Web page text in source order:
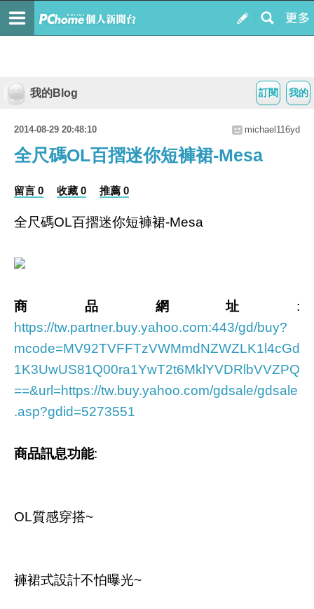
我的
訂閱
我的Blog
2014-08-29 20:48:10 michael116yd
全尺碼OL百摺迷你短褲裙-Mesa
留言 0 收藏 0 推薦 0
全尺碼OL百摺迷你短褲裙-Mesa
商品網址 :
https://tw.partner.buy.yahoo.com:443/gd/buy?
mcode=MV92TVFFTzVWMmdNZWZLK1l4cGd
1K3UwUS81Q00ra1YwT2t6MklYVDRlbVVZPQ
==&url=https://tw.buy.yahoo.com/gdsale/gdsale
.asp?gdid=5273551
商品訊息功能:
OL質感穿搭~
褲裙式設計不怕曝光~